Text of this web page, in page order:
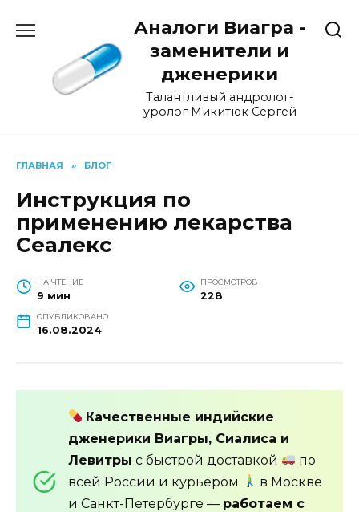
Аналоги Виагра -
заменители и
дженерики
Талантливый андролог-
уролог Микитюк Сергей
ГЛАВНАЯ » БЛОГ
Инструкция по
применению лекарства
Сеалекс
НА ЧТЕНИЕ
9 мин
ПРОСМОТРОВ
228
ОПУБЛИКОВАНО
16.08.2024
Качественные индийские
дженерики Виагры, Сиалиса и
Левитры с быстрой доставкой
по
всей России и курьером
в Москве
и Санкт-Петербурге — работаем с